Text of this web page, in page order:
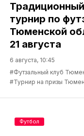
турнир по
Тюменской
21 августа
6 августа, 10:45
#Футзальный клуб
#Турнир на призы
Футбол